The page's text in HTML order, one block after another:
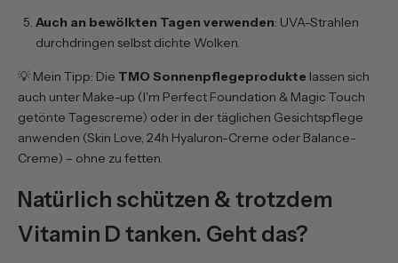
Auch an bewölkten Tagen verwenden: UVA-Strahlen
durchdringen selbst dichte Wolken.
💡 Mein Tipp: Die TMO Sonnenpflegeprodukte lassen sich
auch unter Make-up (I'm Perfect Foundation & Magic Touch
getönte Tagescreme) oder in der täglichen Gesichtspflege
anwenden (Skin Love, 24h Hyaluron-Creme oder Balance-
Creme) – ohne zu fetten.
Natürlich schützen & trotzdem
Vitamin D tanken. Geht das?